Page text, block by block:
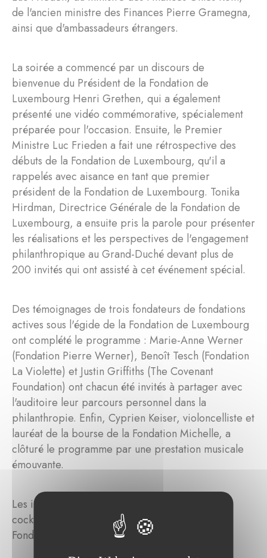
de l'ancien ministre des Finances Pierre Gramegna,
ainsi que d'ambassadeurs étrangers.
La soirée a commencé par un discours de
bienvenue du Président de la Fondation de
Luxembourg Henri Grethen, qui a également
présenté une vidéo commémorative, spécialement
préparée pour l'occasion. Ensuite, le Premier
Ministre Luc Frieden a fait une rétrospective des
débuts de la Fondation de Luxembourg, qu'il a
rappelés avec aisance en tant que premier
président de la Fondation de Luxembourg. Tonika
Hirdman, Directrice Générale de la Fondation de
Luxembourg, a ensuite pris la parole pour présenter
les réalisations et les perspectives de l'engagement
philanthropique au Grand-Duché devant plus de
200 invités qui ont assisté à cet événement spécial.
Des témoignages de trois fondateurs de fondations
actives sous l'égide de la Fondation de Luxembourg
ont complété le programme : Marie-Anne Werner
(Fondation Pierre Werner), Benoît Tesch (Fondation
La Violette) et Justin Griffiths (The Covenant
Foundation) ont chacun été invités à partager avec
l'auditoire leur parcours personnel dans la
philanthropie. Enfin, Cyprien Keiser, violoncelliste et
lauréat de la bourse de la Fondation Michelle, a
clôturé le programme par une prestation musicale
émouvante.
Les invités se sont ensuite retrouvés autour d'un
cocktail pour célébrer le 15e anniversaire de la
Fondation de Luxembourg.